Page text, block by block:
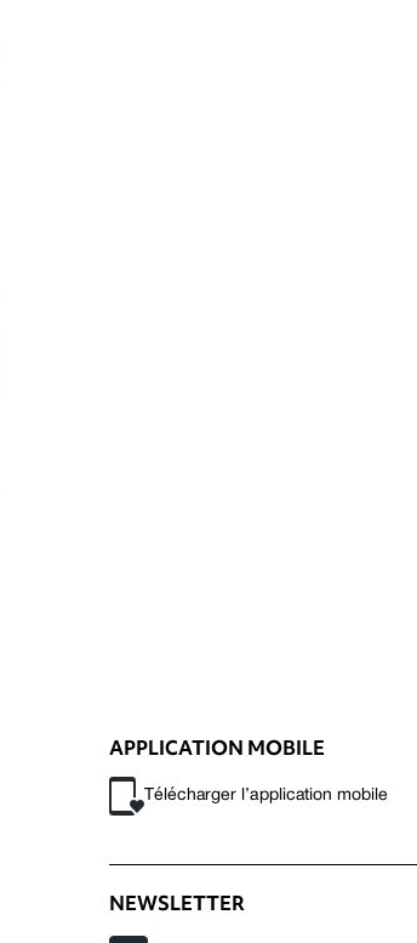
APPLICATION MOBILE
Télécharger l’application mobile
NEWSLETTER